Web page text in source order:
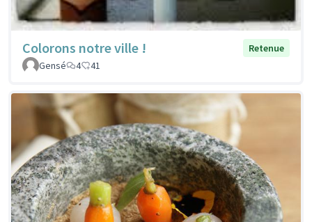
Colorons notre ville !
Retenue
Gensé
4 41